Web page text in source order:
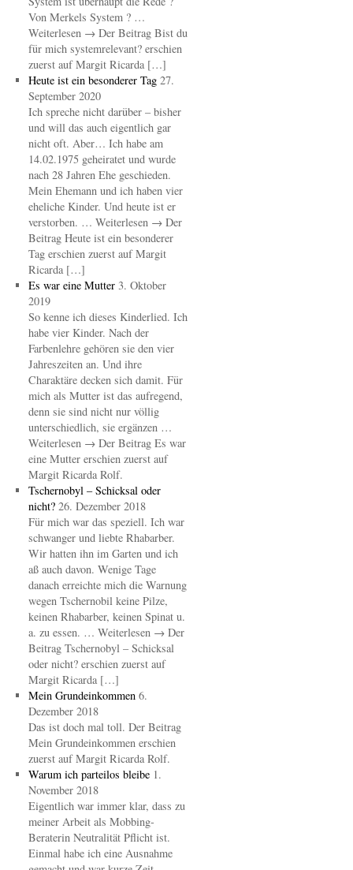
Von Merkels System ? …
Weiterlesen → Der Beitrag Bist du
für mich systemrelevant? erschien
zuerst auf Margit Ricarda […]
Heute ist ein besonderer Tag 27.
September 2020
Ich spreche nicht darüber – bisher
und will das auch eigentlich gar
nicht oft. Aber… Ich habe am
14.02.1975 geheiratet und wurde
nach 28 Jahren Ehe geschieden.
Mein Ehemann und ich haben vier
eheliche Kinder. Und heute ist er
verstorben. … Weiterlesen → Der
Beitrag Heute ist ein besonderer
Tag erschien zuerst auf Margit
Ricarda […]
Es war eine Mutter 3. Oktober
2019
So kenne ich dieses Kinderlied. Ich
habe vier Kinder. Nach der
Farbenlehre gehören sie den vier
Jahreszeiten an. Und ihre
Charaktäre decken sich damit. Für
mich als Mutter ist das aufregend,
denn sie sind nicht nur völlig
unterschiedlich, sie ergänzen …
Weiterlesen → Der Beitrag Es war
eine Mutter erschien zuerst auf
Margit Ricarda Rolf.
Tschernobyl – Schicksal oder
nicht? 26. Dezember 2018
Für mich war das speziell. Ich war
schwanger und liebte Rhabarber.
Wir hatten ihn im Garten und ich
aß auch davon. Wenige Tage
danach erreichte mich die Warnung
wegen Tschernobil keine Pilze,
keinen Rhabarber, keinen Spinat u.
a. zu essen. … Weiterlesen → Der
Beitrag Tschernobyl – Schicksal
oder nicht? erschien zuerst auf
Margit Ricarda […]
Mein Grundeinkommen 6.
Dezember 2018
Das ist doch mal toll. Der Beitrag
Mein Grundeinkommen erschien
zuerst auf Margit Ricarda Rolf.
Warum ich parteilos bleibe 1.
November 2018
Eigentlich war immer klar, dass zu
meiner Arbeit als Mobbing-
Beraterin Neutralität Pflicht ist.
Einmal habe ich eine Ausnahme